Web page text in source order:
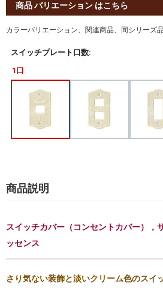
商品 バリエーション はこちら
カラーバリエーション、関連商品、同シリーズ
スイッチプレート口数:
1口
商品説明
スイッチカバー（コンセントカバー），
ッセンス
さり気ない装飾と淡いクリーム色のスイ